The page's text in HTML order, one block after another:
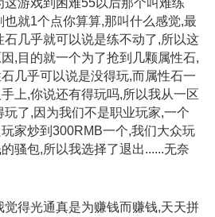
这游戏到困难55以后那个叫难练
就1个点你算算,那叫什么感觉,最
几乎就可以说是练不动了,所以这
,目的就一个为了抢到几颗属性石,
几乎可以说是没得玩,而属性石一
上,你说还有得玩吗,所以我从一区
了,因为我们不是职业玩家,一个
家炒到300RMB一个,我们大众玩
骚包,所以我选择了退出......无奈
得光通真是为赚钱而赚钱,天天拼